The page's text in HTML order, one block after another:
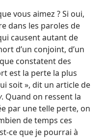
vous aimez ? Si oui,
dans les paroles de
causent autant de
d’un conjoint, d’un
constatent des
est la perte la plus
soit », dit un article de
. Quand on ressent la
par une telle perte, on
de temps ces
​ce que je pourrai à